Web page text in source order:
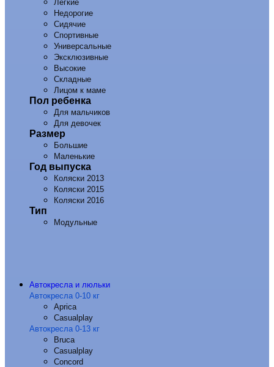
Легкие
Недорогие
Сидячие
Спортивные
Универсальные
Эксклюзивные
Высокие
Складные
Лицом к маме
Пол ребенка
Для мальчиков
Для девочек
Размер
Большие
Маленькие
Год выпуска
Коляски 2013
Коляски 2015
Коляски 2016
Тип
Модульные
Автокресла и люльки
Автокресла 0-10 кг
Aprica
Casualplay
Автокресла 0-13 кг
Bruca
Casualplay
Concord